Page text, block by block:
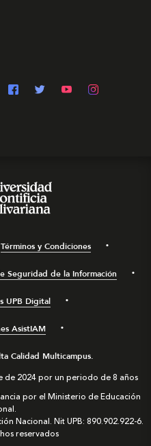
Términos y Condiciones
Seguridad de la Información
UPB Digital
AsistIAM
Calidad Multicampus.
de 2024 por un periodo de 8 años
por el Ministerio de Educación
Nacional. Nit UPB: 890.902.922-6.
reservados